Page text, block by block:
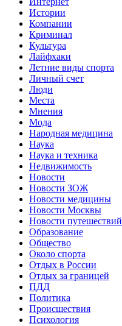
Истории
Компании
Криминал
Культура
Лайфхаки
Летние виды спорта
Личный счет
Люди
Места
Мнения
Мода
Народная медицина
Наука
Наука и техника
Недвижимость
Новости
Новости ЗОЖ
Новости медицины
Новости Москвы
Новости путешествий
Образование
Общество
Около спорта
Отдых в России
Отдых за границей
ПДД
Политика
Происшествия
Психология